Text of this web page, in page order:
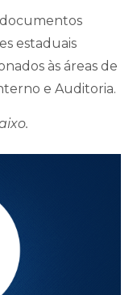
estaduais
às áreas de
e Auditoria.